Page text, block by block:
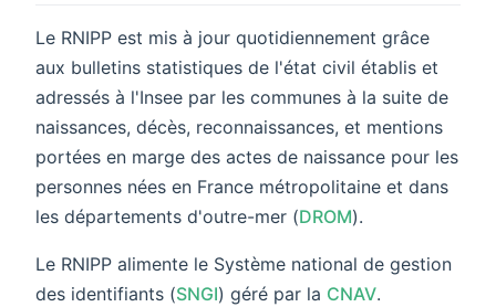
Le RNIPP est mis à jour quotidiennement grâce
aux bulletins statistiques de l'état civil établis et
adressés à l'Insee par les communes à la suite de
naissances, décès, reconnaissances, et mentions
portées en marge des actes de naissance pour les
personnes nées en France métropolitaine et dans
les départements d'outre-mer (DROM).
Le RNIPP alimente le Système national de gestion
des identifiants (SNGI) géré par la CNAV.